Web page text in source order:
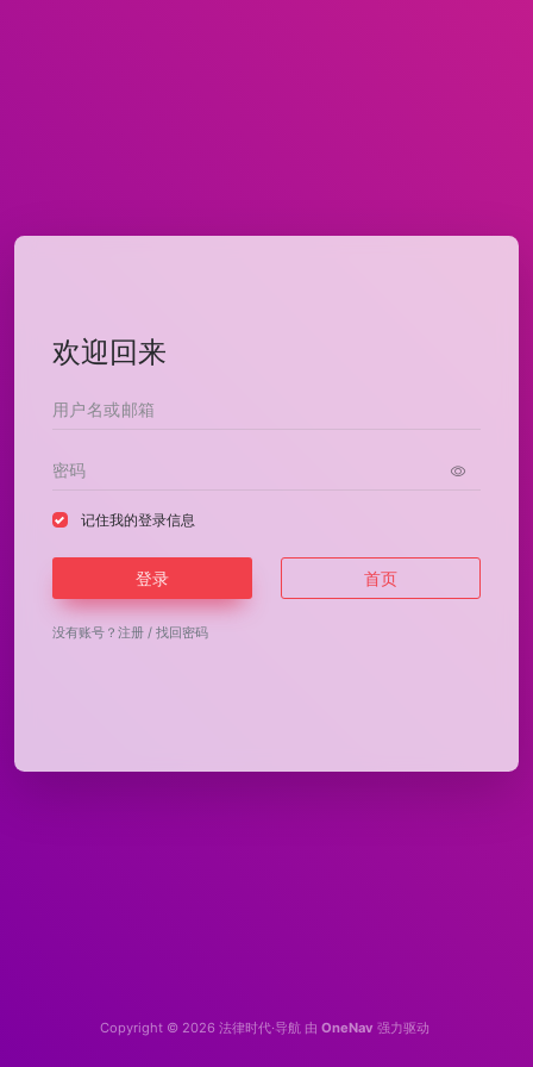
欢迎回来
记住我的登录信息
登录 首页
没有账号？ 注册 / 找回密码
Copyright © 2026 法律时代·导航 由 OneNav 强力驱动